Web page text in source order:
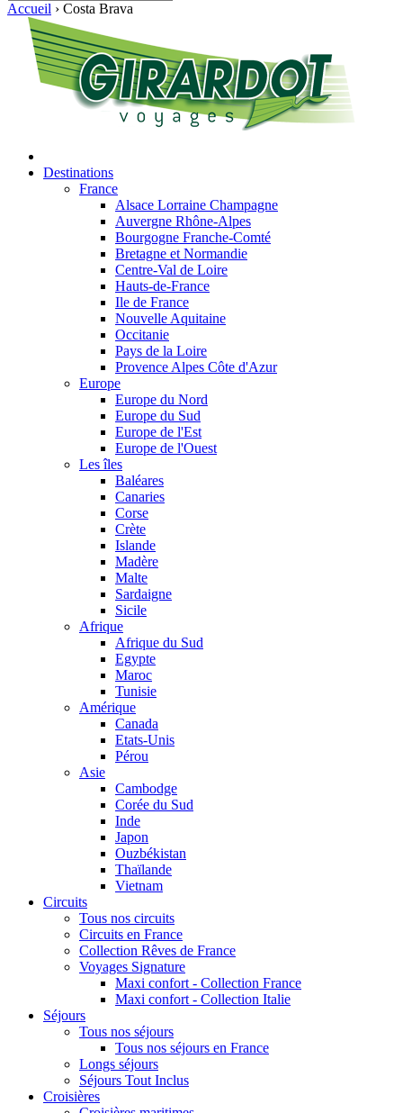
Accueil › Costa Brava
Destinations
France
Alsace Lorraine Champagne
Auvergne Rhône-Alpes
Bourgogne Franche-Comté
Bretagne et Normandie
Centre-Val de Loire
Hauts-de-France
Ile de France
Nouvelle Aquitaine
Occitanie
Pays de la Loire
Provence Alpes Côte d'Azur
Europe
Europe du Nord
Europe du Sud
Europe de l'Est
Europe de l'Ouest
Les îles
Baléares
Canaries
Corse
Crète
Islande
Madère
Malte
Sardaigne
Sicile
Afrique
Afrique du Sud
Egypte
Maroc
Tunisie
Amérique
Canada
Etats-Unis
Pérou
Asie
Cambodge
Corée du Sud
Inde
Japon
Ouzbékistan
Thaïlande
Vietnam
Circuits
Tous nos circuits
Circuits en France
Collection Rêves de France
Voyages Signature
Maxi confort - Collection France
Maxi confort - Collection Italie
Séjours
Tous nos séjours
Tous nos séjours en France
Longs séjours
Séjours Tout Inclus
Croisières